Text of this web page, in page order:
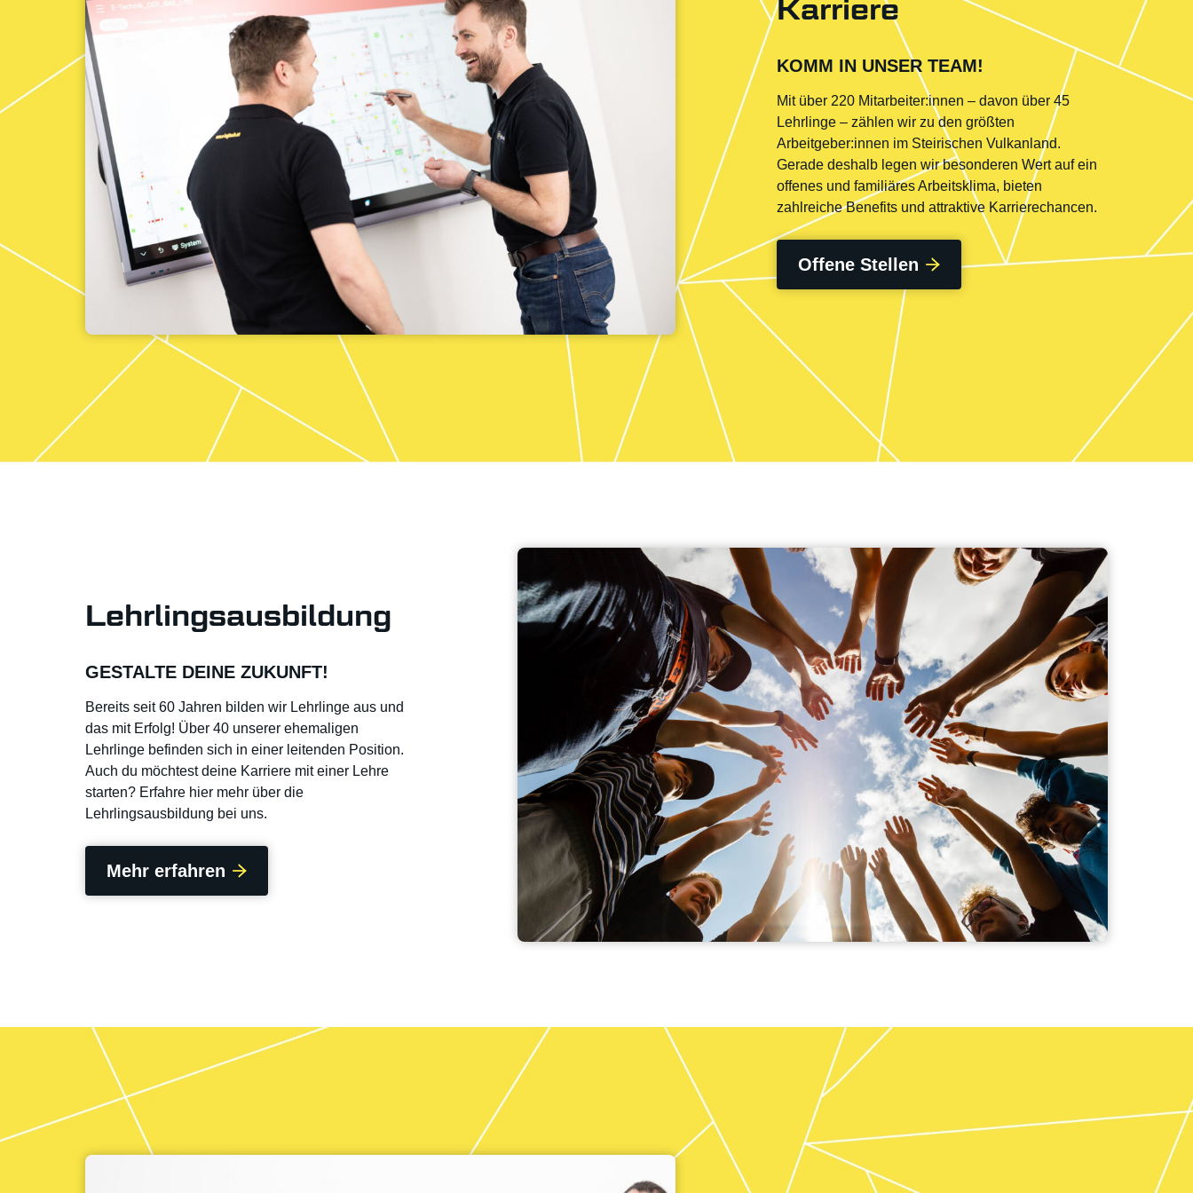
INSTALLATIONEN
PRIVAT, GEWERBE &
INDUSTRIE
Wir sind Ihr kompetenter Partner in
allen Belangen der
Elektroinstallation: Von der
Errichtung, Erweiterung, Sanierung
PHOTOVOLTAIK
ENERGIE AUS
Photovoltaikanlage in Betrieb
genommen und haben seither
hunderte errichtet. Nutzen auch Sie
FACHMARKT
FÜR ELEKTROINSTAL­
LATIONSMATERIAL
In unserem Installations-Fachmarkt
werden Sie von gelernten
Elektrotechniker:innen kompetent
und sicher beraten und mit
RED ZAC
ELEKTRONIK. VOLLER
Entdecken Sie in unseren Shops
Karriere
KOMM IN UNSER TEAM!
Mit über 220 Mitarbeiter:innen – davon über 45
Lehrlinge – zählen wir zu den größten
Arbeitgeber:innen im Steirischen Vulkanland.
Gerade deshalb legen wir besonderen Wert auf ein
offenes und familiäres Arbeitsklima, bieten
zahlreiche Benefits und attraktive Karrierechancen.
Offene Stellen
Lehrlingsausbildung
GESTALTE DEINE ZUKUNFT!
Bereits seit 60 Jahren bilden wir Lehrlinge aus und
das mit Erfolg! Über 40 unserer ehemaligen
Lehrlinge befinden sich in einer leitenden Position.
Auch du möchtest deine Karriere mit einer Lehre
starten? Erfahre hier mehr über die
Lehrlingsausbildung bei uns.
Mehr erfahren